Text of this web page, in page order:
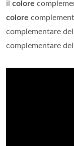
il colore
colore
complementare
complementare